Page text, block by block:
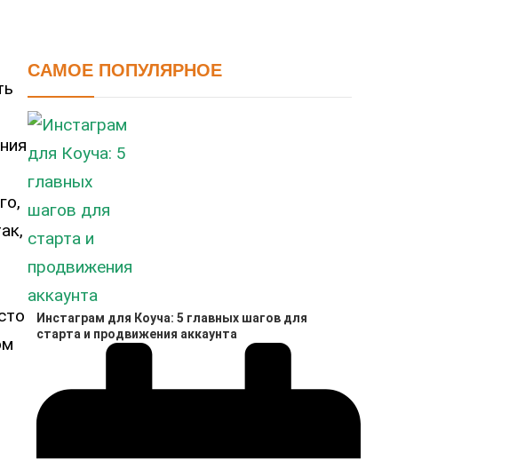
САМОЕ ПОПУЛЯРНОЕ
Инстаграм для Коуча: 5 главных шагов для
старта и продвижения аккаунта